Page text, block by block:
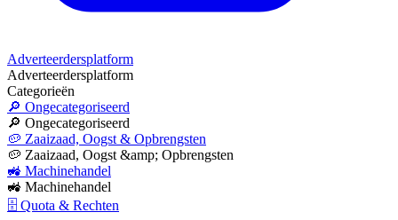
Adverteerdersplatform
Adverteerdersplatform
Categorieën
🔎 Ongecategoriseerd
🔎 Ongecategoriseerd
🥔 Zaaizaad, Oogst & Opbrengsten
🥔 Zaaizaad, Oogst &amp; Opbrengsten
🚜 Machinehandel
🚜 Machinehandel
🗄 Quota & Rechten